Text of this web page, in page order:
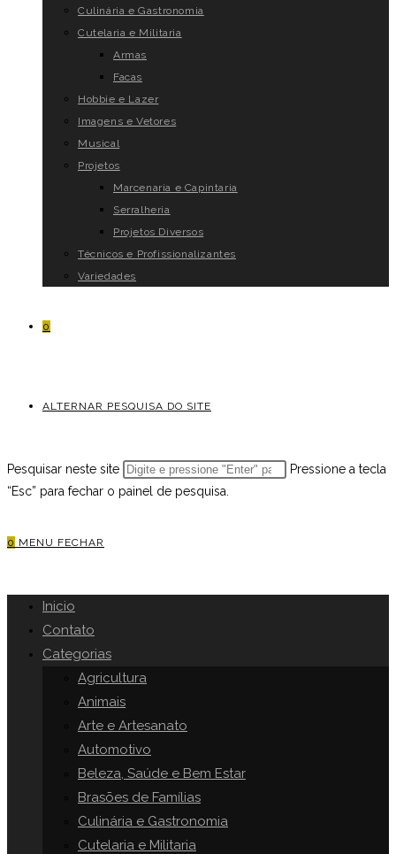
Culinária e Gastronomia
Cutelaria e Militaria
Armas
Facas
Hobbie e Lazer
Imagens e Vetores
Musical
Projetos
Marcenaria e Capintaria
Serralheria
Projetos Diversos
Técnicos e Profissionalizantes
Variedades
0
ALTERNAR PESQUISA DO SITE
Pesquisar neste site
Pressione a tecla
“Esc” para fechar o painel de pesquisa.
0 MENU FECHAR
Inicio
Contato
Categorias
Agricultura
Animais
Arte e Artesanato
Automotivo
Beleza, Saúde e Bem Estar
Brasões de Famílias
Culinária e Gastronomia
Cutelaria e Militaria